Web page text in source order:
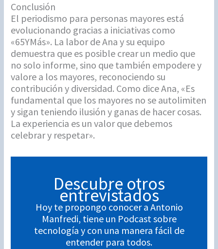
Conclusión
El periodismo para personas mayores está
evolucionando gracias a iniciativas como
«65YMás». La labor de Ana y su equipo
demuestra que es posible crear un medio que
no solo informe, sino que también empodere y
valore a los mayores, reconociendo su
contribución y diversidad. Como dice Ana, «Es
fundamental que los mayores no se autolimiten
y sigan teniendo ilusión y ganas de hacer cosas.
La experiencia es un valor que debemos
celebrar y respetar».
Descubre otros
entrevistados
Hoy te propongo conocer a Antonio
Manfredi, tiene un Podcast sobre
tecnología y con una manera fácil de
entender para todos.